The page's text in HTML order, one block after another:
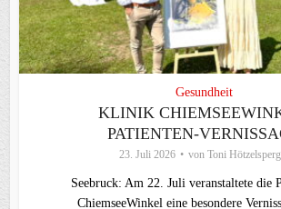
Gesundheit
KLINIK
PATIENTEN-
23. Juli 2026 von Toni
Seebruck: Am 22. Juli veranstaltete die
ChiemseeWinkel eine besondere